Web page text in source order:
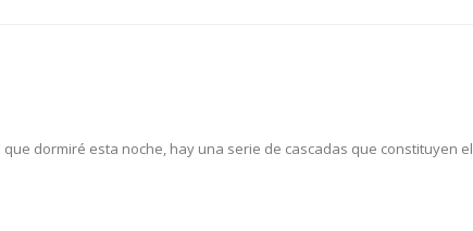
dormiré esta noche, hay una serie de cascadas que constituyen el